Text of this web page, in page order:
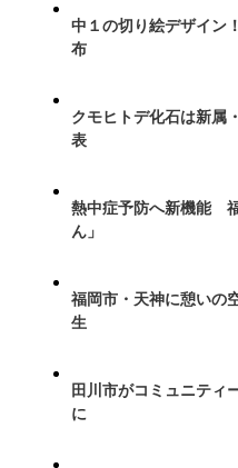
中１の切り絵デザイン
布
クモヒトデ化石は新
表
熱中症予防へ新機能
ん」
福岡市・天神に憩いの
生
田川市がコミュニテ
に